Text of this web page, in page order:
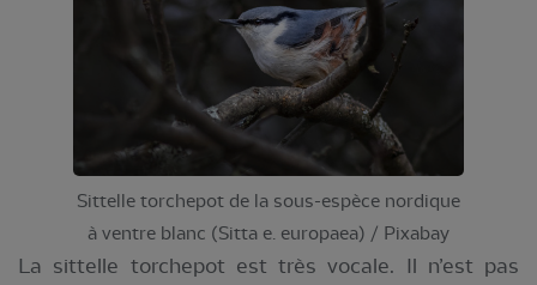
Sittelle torchepot de la sous-espèce nordique
à ventre blanc (Sitta e. europaea) / Pixabay
La sittelle torchepot est très vocale. Il n’est pas